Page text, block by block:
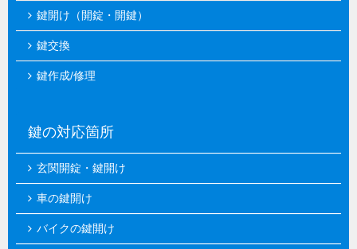
鍵開け（開錠・開鍵）
鍵交換
鍵作成/修理
鍵の対応箇所
玄関開錠・鍵開け
車の鍵開け
バイクの鍵開け